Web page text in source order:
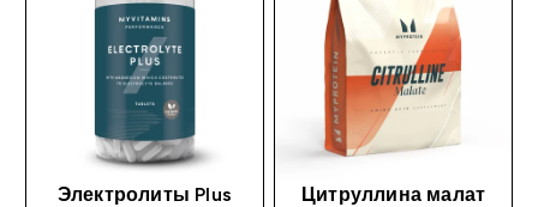
Электролиты Plus Цитруллина малат